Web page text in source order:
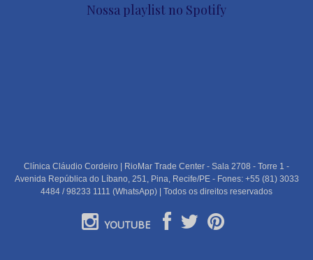
Nossa playlist no Spotify
Clínica Cláudio Cordeiro | RioMar Trade Center - Sala 2708 - Torre 1 -
Avenida República do Líbano, 251, Pina, Recife/PE - Fones: +55 (81) 3033
4484 / 98233 1111 (WhatsApp) | Todos os direitos reservados
YOUTUBE